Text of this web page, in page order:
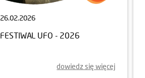
26.02.2026
FESTIWAL UFO - 2026
dowiedz się więcej